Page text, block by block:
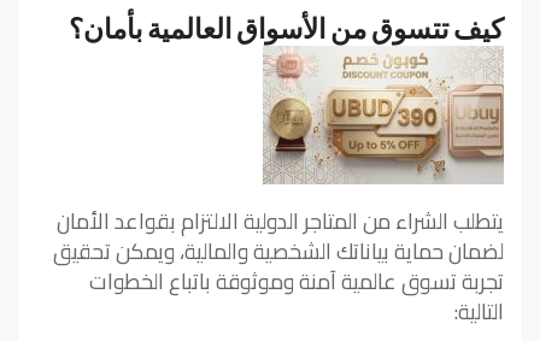
كيف تتسوق من الأسواق العالمية بأمان؟
يتطلب الشراء من المتاجر الدولية الالتزام بقواعد الأمان
لضمان حماية بياناتك الشخصية والمالية، ويمكن تحقيق
تجربة تسوق عالمية آمنة وموثوقة باتباع الخطوات
التالية: